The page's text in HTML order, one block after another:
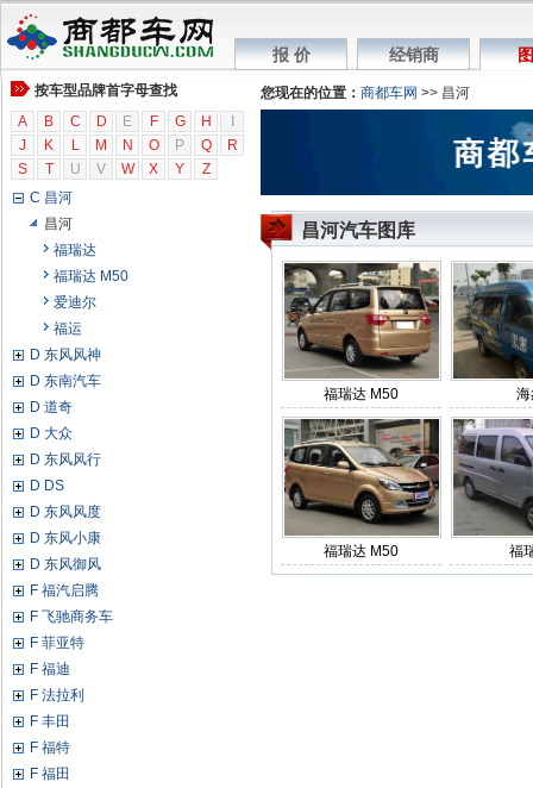
报 价 经销商
按车型品牌首字母查找
A
B C D E F G H
J
K L M N O P Q
R
S
T U V W X Y Z
B 北汽威望
B 北汽新能源
B 北京汽车
B 保斐利
C 长安轿车
C 长安商用
C 长城
C 昌河
昌河
福瑞达
福瑞达 M50
爱迪尔
福运
D 东风风神
D 东南汽车
D 道奇
D 大众
D 东风风行
D DS
D 东风风度
D 东风小康
D 东风御风
F 福汽启腾
F 飞驰商务车
F 菲亚特
F 福迪
F 法拉利
F 丰田
F 福特
F 福田
您现在的位置： 商都车网 >> 昌河
昌河汽车图库
福瑞达 M50 海
福瑞达 M50 福